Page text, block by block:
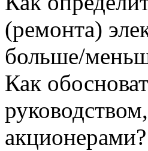
(ремонта)
больше/
Как
акционерами?